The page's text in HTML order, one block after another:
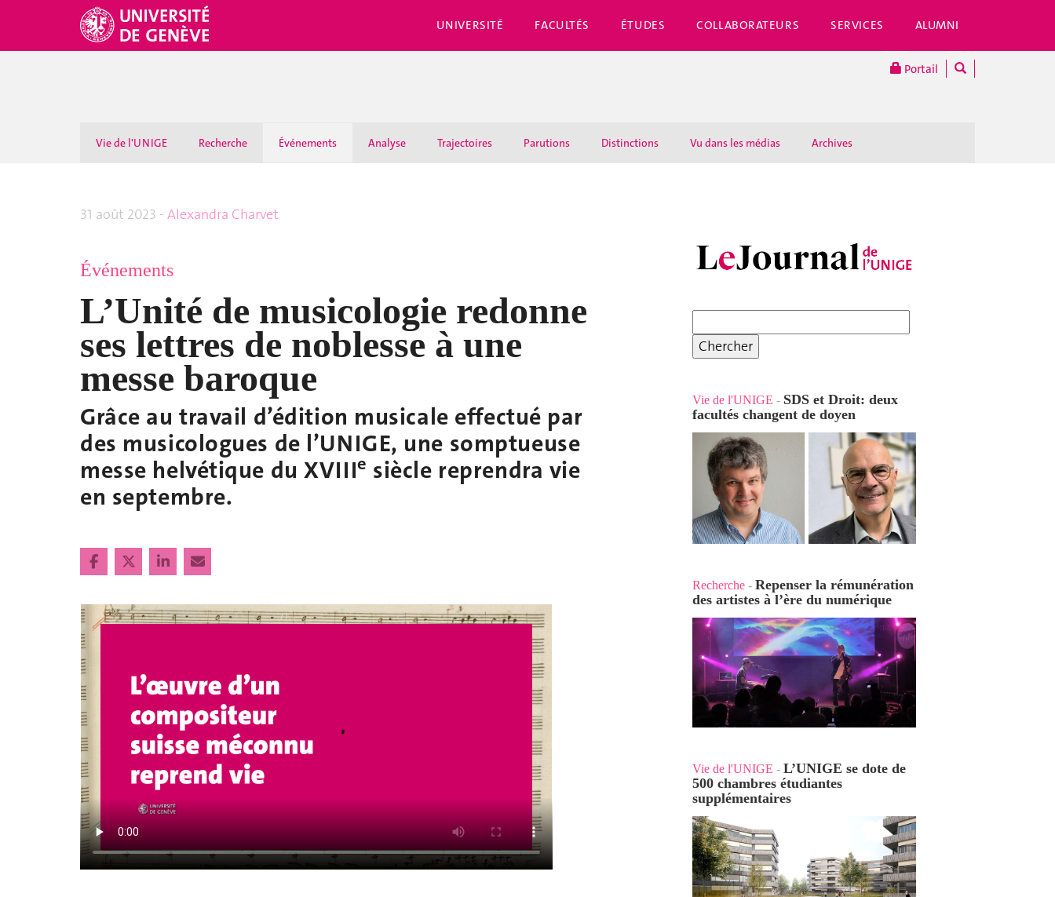
UNIVERSITÉ FACULTÉS ÉTUDES COLLABORATEURS SERVICES ALUMNI
Portail
Vie de l'UNIGE Recherche Événements Analyse Trajectoires Parutions Distinctions Vu dans les médias Archives
31 août 2023 - Alexandra Charvet
Événements
L’Unité de musicologie redonne
ses lettres de noblesse à une
messe baroque
Grâce au travail d’édition musicale effectué par
des musicologues de l’UNIGE, une somptueuse
messe helvétique du XVIIIe siècle reprendra vie
en septembre.
Vie de l'UNIGE - SDS et Droit: deux
facultés changent de doyen
Recherche - Repenser la rémunération
des artistes à l’ère du numérique
Vie de l'UNIGE - L’UNIGE se dote de
500 chambres étudiantes
supplémentaires